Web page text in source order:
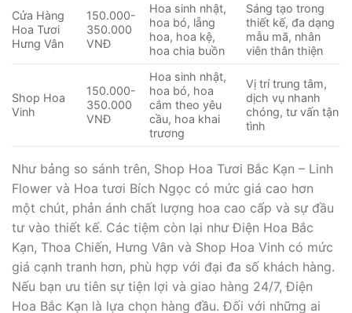
Cửa Hàng
Hoa Tươi
Hưng Vân
150.000-
350.000
VNĐ
Hoa sinh nhật,
hoa bó, lẵng
hoa, hoa kệ,
hoa chia buồn
Sáng tạo trong
thiết kế, đa dạng
mẫu mã, nhân
viên thân thiện
Shop Hoa
Vinh
150.000-
350.000
VNĐ
Hoa sinh nhật,
hoa bó, hoa
cắm theo yêu
cầu, hoa khai
trương
Vị trí trung tâm,
dịch vụ nhanh
chóng, tư vấn tận
tình
Như bảng so sánh trên, Shop Hoa Tươi Bắc Kạn – Linh
Flower và Hoa tươi Bích Ngọc có mức giá cao hơn
một chút, phản ánh chất lượng hoa cao cấp và sự đầu
tư vào thiết kế. Các tiệm còn lại như Điện Hoa Bắc
Kạn, Thoa Chiến, Hưng Vân và Shop Hoa Vinh có mức
giá cạnh tranh hơn, phù hợp với đại đa số khách hàng.
Nếu bạn ưu tiên sự tiện lợi và giao hàng 24/7, Điện
Hoa Bắc Kạn là lựa chọn hàng đầu. Đối với những ai